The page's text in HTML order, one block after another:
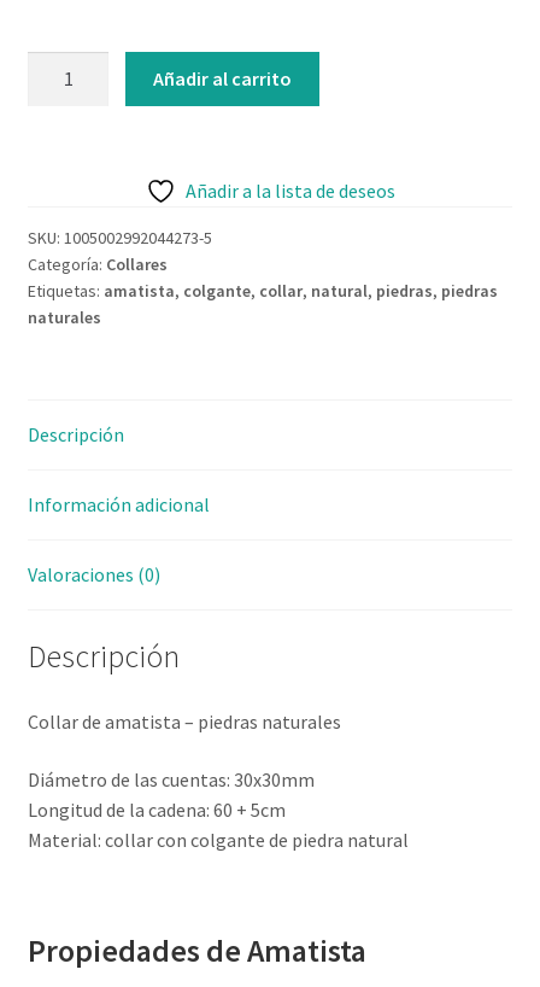
original
era:
actual
es:
cantidad
Añadir al carrito
Añadir a la lista de deseos
SKU: 1005002992044273-5
Categoría: Collares
Etiquetas: amatista, colgante, collar, natural, piedras, piedras
naturales
Descripción
Información adicional
Valoraciones (0)
Descripción
Collar de amatista – piedras naturales
Diámetro de las cuentas: 30x30mm
Longitud de la cadena: 60 + 5cm
Material: collar con colgante de piedra natural
Propiedades de Amatista